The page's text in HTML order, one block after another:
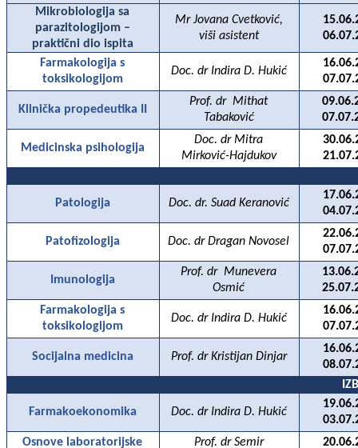
Mikrobiologija sa
parazitologijom –
praktični dio ispita
Mr Jovana Cvetković,
viši asistent
Farmakologija s
toksikologijom
Doc. dr Indira D. Hukić
Klinička propedeutika II
Prof. dr Mithat
Tabaković
Medicinska psihologija
Doc. dr Mitra
Mirković-Hajdukov
Patologija Doc. dr. Suad Keranović
Patofizologija Doc. dr Dragan Novosel
Imunologija
Prof. dr Munevera
Osmić
Farmakologija s
toksikologijom
Doc. dr Indira D. Hukić
Socijalna medicina Prof. dr Kristijan Dinjar
Farmakoekonomika Doc. dr Indira D. Hukić
Osnove laboratorijske
Prof. dr Semir